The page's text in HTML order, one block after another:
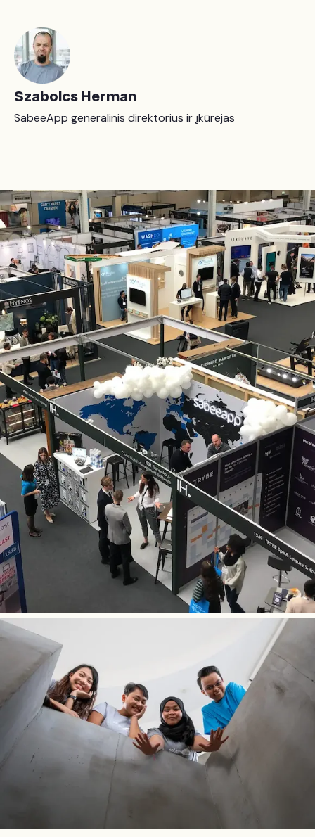
Szabolcs Herman
SabeeApp generalinis direktorius ir įkūrėjas